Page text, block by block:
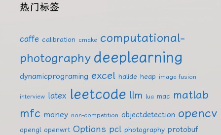
热门标签
caffe calibration cmake computational-
photography deeplearning
dynamicprograming excel halide heap image fusion
interview latex leetcode llm lua mac matlab
mfc money non-competition objectdetection opencv
opengl openwrt Options pcl photography protobuf